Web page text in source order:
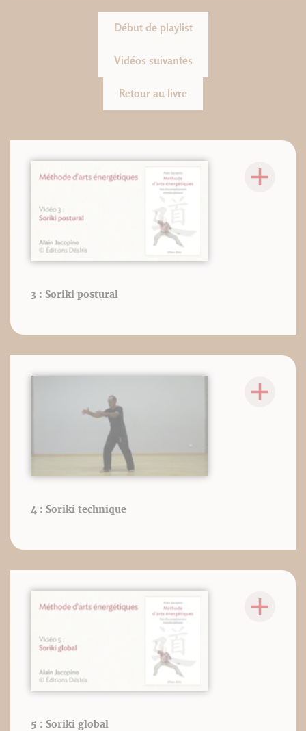
Début de playlist
Vidéos suivantes
Retour au livre
3 : Soriki postural
4 : Soriki technique
5 : Soriki global